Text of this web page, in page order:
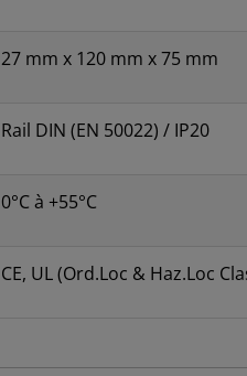
27 mm x 120 mm x 75 mm
Rail DIN (EN 50022) / IP20
0°C à +55°C
CE, UL (Ord.Loc & Haz.Loc